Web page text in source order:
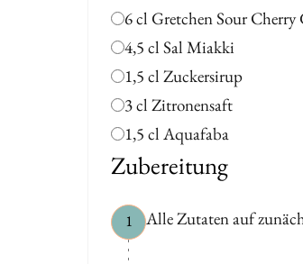
6 cl Gretchen Sour Cherry
4,5 cl Sal Miakki
1,5 cl Zuckersirup
3 cl Zitronensaft
1,5 cl Aquafaba
Zubereitung
1 Alle Zutaten auf